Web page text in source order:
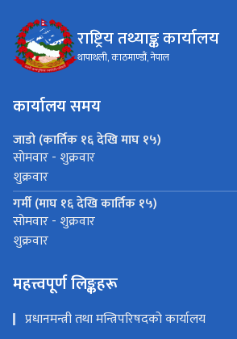
राष्ट्रिय तथ्याङ्क कार्यालय
थापाथली, काठमाण्डौं, नेपाल
कार्यालय समय
जाडो (कार्तिक १६ देखि माघ १५)
साेमवार - शुक्रवार
शुक्रवार
गर्मी (माघ १६ देखि कार्तिक १५)
साेमवार - शुक्रवार
शुक्रवार
महत्त्वपूर्ण लिङ्कहरू
प्रधानमन्त्री तथा मन्त्रिपरिषदको कार्यालय